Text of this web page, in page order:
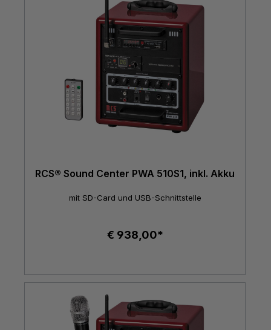
RCS® Sound Center PWA 510S1, inkl. Akku
mit SD-Card und USB-Schnittstelle
€ 938,00*